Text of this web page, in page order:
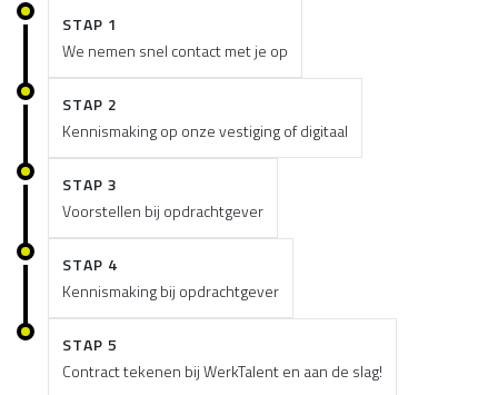
STAP 1
We nemen snel contact met je op
STAP 2
Kennismaking op onze vestiging of digitaal
STAP 3
Voorstellen bij opdrachtgever
STAP 4
Kennismaking bij opdrachtgever
STAP 5
Contract tekenen bij WerkTalent en aan de slag!